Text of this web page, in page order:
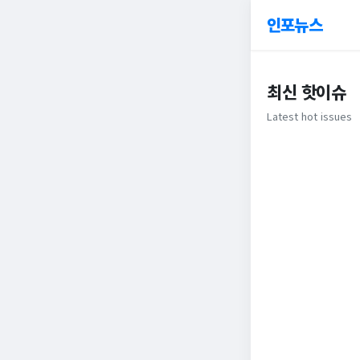
인포뉴스
최신 핫이슈
Latest hot issues